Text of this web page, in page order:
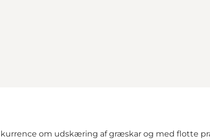
om udskæring af græskar og med flotte